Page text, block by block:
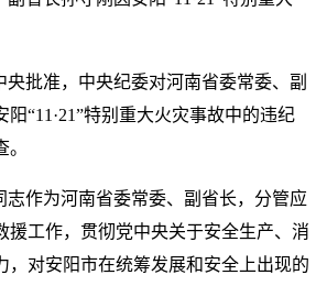
央批准，中央纪委对河南省委常委、副
“11·21”特别重大火灾事故中的违纪
志作为河南省委常委、副省长，分管应
援工作，贯彻党中央关于安全生产、消
，对安阳市在统筹发展和安全上出现的